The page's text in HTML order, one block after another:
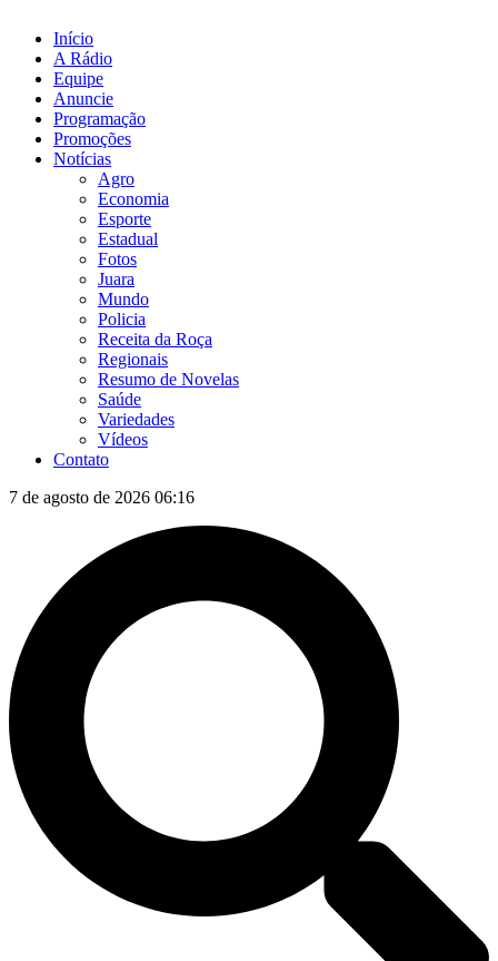
Início
A Rádio
Equipe
Anuncie
Programação
Promoções
Notícias
Agro
Economia
Esporte
Estadual
Fotos
Juara
Mundo
Policia
Receita da Roça
Regionais
Resumo de Novelas
Saúde
Variedades
Vídeos
Contato
7 de agosto de 2026 06:16